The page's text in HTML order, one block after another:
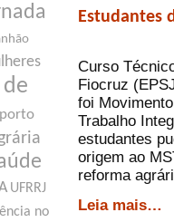
porto
UFRRJ
no
Estudantes
Curso
Fiocruz
foi
Trabalho
estudantes
origem ao
reforma
Leia mais…